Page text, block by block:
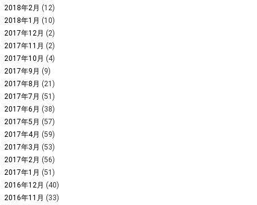
2018年2月 (12)
2018年1月 (10)
2017年12月 (2)
2017年11月 (2)
2017年10月 (4)
2017年9月 (9)
2017年8月 (21)
2017年7月 (51)
2017年6月 (38)
2017年5月 (57)
2017年4月 (59)
2017年3月 (53)
2017年2月 (56)
2017年1月 (51)
2016年12月 (40)
2016年11月 (33)